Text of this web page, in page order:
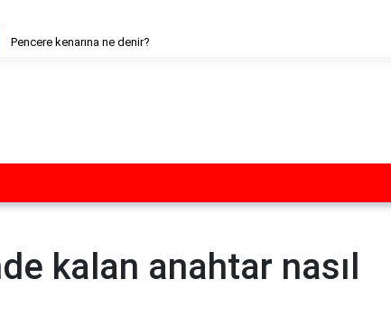
Pencere kenarına ne denir?
kalan anahtar nasıl